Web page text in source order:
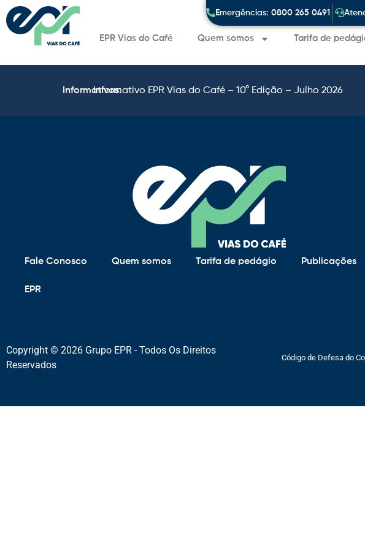
EPR Vias do Café Quem somos Tarifa de
Informativos:Informativo EPR Vias do Café – 10° Edição – Julho 2026
Emergências: 0800 265 0491
Fale Conosco Quem somos Tarifa de pedágio Publicações
EPR
Copyright © 2026 Grupo EPR - Todos Os Direitos
Reservados
Código de Defesa do